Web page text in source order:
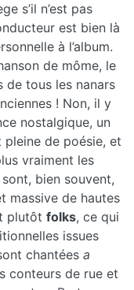
s’il n’est pas
est bien là
à l’album.
de môme, le
de tous les nanars
! Non, il y
nostalgique, un
de poésie, et
vraiment les
bien souvent,
massive de hautes
plutôt folks, ce qui
issues
chantées a
conteurs de rue et